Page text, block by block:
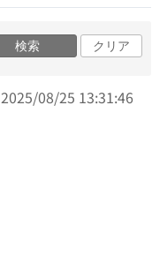
検索 クリア
2025/08/25 13:31:46